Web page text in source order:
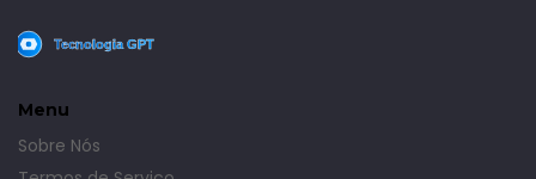
Menu
Sobre Nós